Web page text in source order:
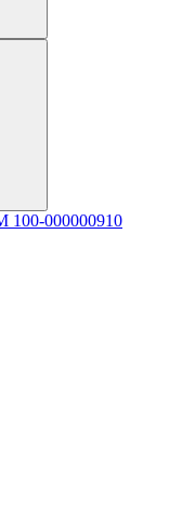
100-000000910